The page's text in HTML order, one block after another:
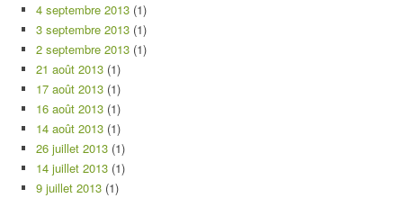
4 septembre 2013 (1)
3 septembre 2013 (1)
2 septembre 2013 (1)
21 août 2013 (1)
17 août 2013 (1)
16 août 2013 (1)
14 août 2013 (1)
26 juillet 2013 (1)
14 juillet 2013 (1)
9 juillet 2013 (1)